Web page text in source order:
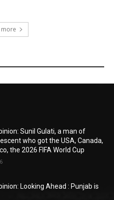
Sunil Gulati, a man of
who got the USA, Canada,
the 2026 FIFA World Cup
Looking Ahead : Punjab is